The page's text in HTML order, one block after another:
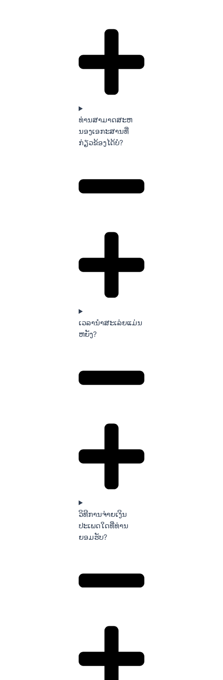
ທ່ານສາມາດສະຫ
ນອງເອກະສານທີ່
ກ່ຽວຂ້ອງໄດ້ບໍ?
ເວລານໍາສະເລ່ຍແມ່ນ
ຫຍັງ?
ວິທີການຈ່າຍເງິນ
ປະເພດໃດທີ່ທ່ານ
ຍອມຮັບ?